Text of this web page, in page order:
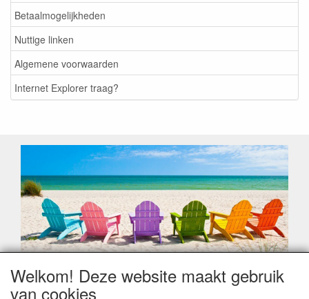
Betaalmogelijkheden
Nuttige linken
Algemene voorwaarden
Internet Explorer traag?
Geachte klant,
Zoals elk jaar zorgt de verlofperiode, naast een hoop
Welkom! Deze website maakt gebruik
van cookies